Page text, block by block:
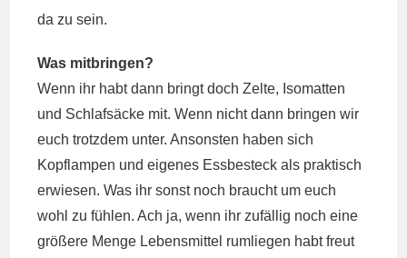
da zu sein.
Was mitbringen?
Wenn ihr habt dann bringt doch Zelte, Isomatten
und Schlafsäcke mit. Wenn nicht dann bringen wir
euch trotzdem unter. Ansonsten haben sich
Kopflampen und eigenes Essbesteck als praktisch
erwiesen. Was ihr sonst noch braucht um euch
wohl zu fühlen. Ach ja, wenn ihr zufällig noch eine
größere Menge Lebensmittel rumliegen habt freut